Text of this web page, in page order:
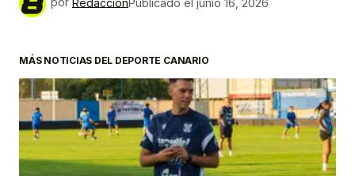
MÁS NOTICIAS DEL DEPORTE CANARIO